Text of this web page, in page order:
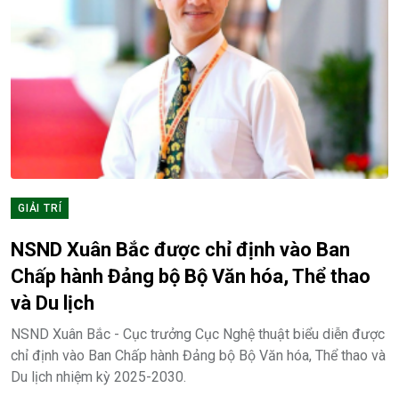
GIẢI TRÍ
NSND Xuân Bắc được chỉ định vào Ban
Chấp hành Đảng bộ Bộ Văn hóa, Thể thao
và Du lịch
NSND Xuân Bắc - Cục trưởng Cục Nghệ thuật biểu diễn được
chỉ định vào Ban Chấp hành Đảng bộ Bộ Văn hóa, Thể thao và
Du lịch nhiệm kỳ 2025-2030.